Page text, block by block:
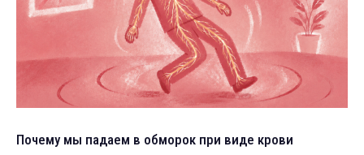
Почему мы падаем в обморок при виде крови